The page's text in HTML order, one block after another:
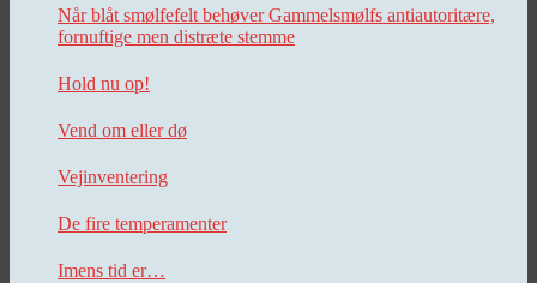
Når blåt smølfefelt behøver Gammelsmølfs antiautoritære,
fornuftige men distræte stemme
Hold nu op!
Vend om eller dø
Vejinventering
De fire temperamenter
Imens tid er…